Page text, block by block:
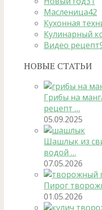
Масленица42
Кухонная
Кулинарный
Видео рецепт
НОВЫЕ СТАТЬИ
Грибы на
рецепт …
05.09.2025
Шашлык из
водой …
07.05.2026
Пирог
01.05.2026